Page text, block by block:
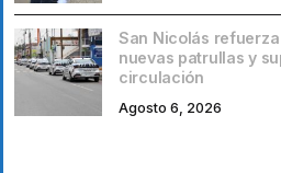
San Nicolás
nuevas patrullas y
circulación
Agosto 6, 2026